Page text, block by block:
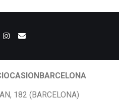
182 (BARCELONA)